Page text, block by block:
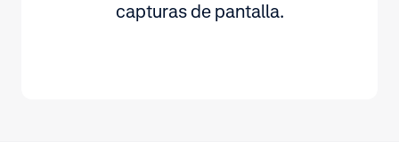
capturas de pantalla.